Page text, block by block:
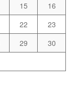
15
16
22
23
29
30